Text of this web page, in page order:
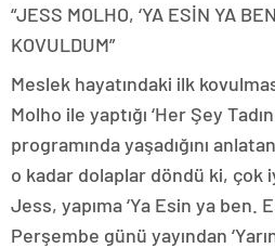
“JESS MOLHO, ‘YA ESİN YA
KOVULDUM”
Meslek hayatındaki ilk
Molho ile yaptığı ‘Her Şey
programında yaşadığını
o kadar dolaplar döndü ki, çok
Jess, yapıma ‘Ya Esin ya ben.
Perşembe günü yayından